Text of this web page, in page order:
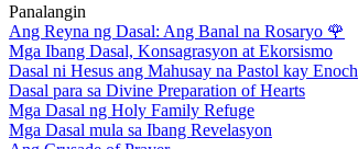
Panalangin
Ang Reyna ng Dasal: Ang Banal na Rosaryo 🌹
Mga Ibang Dasal, Konsagrasyon at Ekorsismo
Dasal ni Hesus ang Mahusay na Pastol kay Enoch
Dasal para sa Divine Preparation of Hearts
Mga Dasal ng Holy Family Refuge
Mga Dasal mula sa Ibang Revelasyon